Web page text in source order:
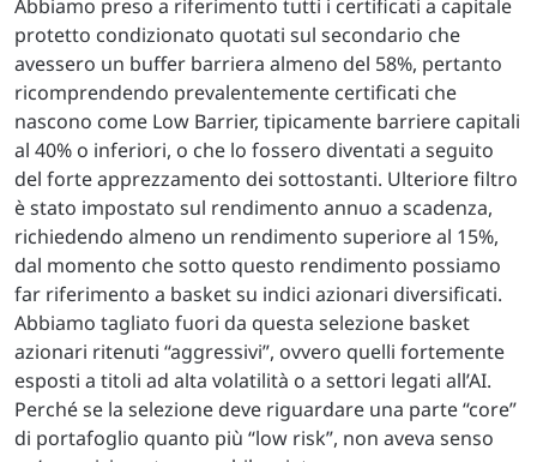
Abbiamo preso a riferimento tutti i certificati a capitale
protetto condizionato quotati sul secondario che
avessero un buffer barriera almeno del 58%, pertanto
ricomprendendo prevalentemente certificati che
nascono come Low Barrier, tipicamente barriere capitali
al 40% o inferiori, o che lo fossero diventati a seguito
del forte apprezzamento dei sottostanti. Ulteriore filtro
è stato impostato sul rendimento annuo a scadenza,
richiedendo almeno un rendimento superiore al 15%,
dal momento che sotto questo rendimento possiamo
far riferimento a basket su indici azionari diversificati.
Abbiamo tagliato fuori da questa selezione basket
azionari ritenuti “aggressivi”, ovvero quelli fortemente
esposti a titoli ad alta volatilità o a settori legati all’AI.
Perché se la selezione deve riguardare una parte “core”
di portafoglio quanto più “low risk”, non aveva senso